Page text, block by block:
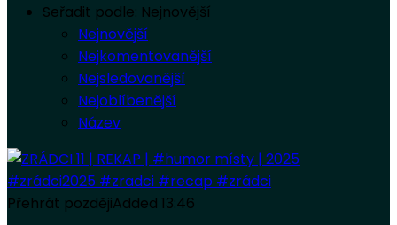
Seřadit podle: Nejnovější
Nejnovější
Nejkomentovanější
Nejsledovanější
Nejoblíbenější
Název
Přehrát pozdějiAdded 13:46